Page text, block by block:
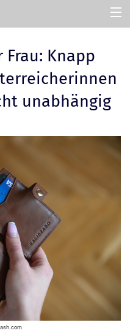
Knapp
unabhängig